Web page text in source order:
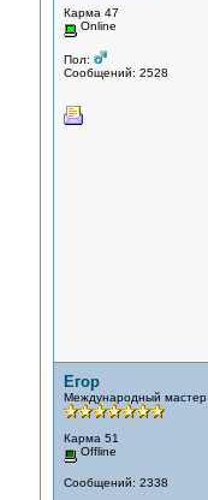
Карма 47
Online
Пол:
Сообщений: 2528
Егор
Международный мастер
Карма 51
Offline
Сообщений: 2338